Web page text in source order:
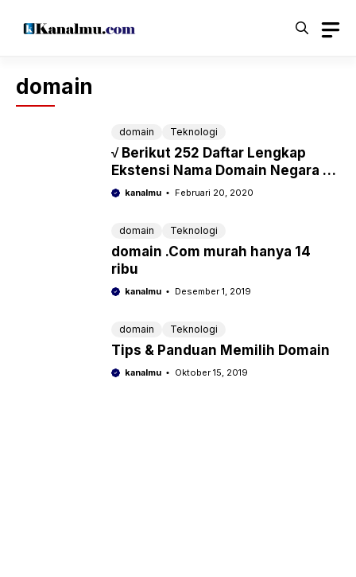
domain
domain Teknologi
√ Berikut 252 Daftar Lengkap
Ekstensi Nama Domain Negara Di
Seluruh Dunia
kanalmu Februari 20, 2020
domain Teknologi
domain .Com murah hanya 14
ribu
kanalmu Desember 1, 2019
domain Teknologi
Tips & Panduan Memilih Domain
kanalmu Oktober 15, 2019